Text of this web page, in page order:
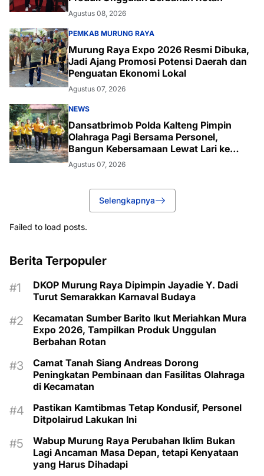
Agustus 08, 2026
PEMKAB MURUNG RAYA
Murung Raya Expo 2026 Resmi Dibuka,
Jadi Ajang Promosi Potensi Daerah dan
Penguatan Ekonomi Lokal
Agustus 07, 2026
NEWS
Dansatbrimob Polda Kalteng Pimpin
Olahraga Pagi Bersama Personel,
Bangun Kebersamaan Lewat Lari ke
Bukit Baranahu
Agustus 07, 2026
Selengkapnya
Failed to load posts.
Berita Terpopuler
DKOP Murung Raya Dipimpin Jayadie Y. Dadi
Turut Semarakkan Karnaval Budaya
Kecamatan Sumber Barito Ikut Meriahkan Mura
Expo 2026, Tampilkan Produk Unggulan
Berbahan Rotan
Camat Tanah Siang Andreas Dorong
Peningkatan Pembinaan dan Fasilitas Olahraga
di Kecamatan
Pastikan Kamtibmas Tetap Kondusif, Personel
Ditpolairud Lakukan Ini
Wabup Murung Raya Perubahan Iklim Bukan
Lagi Ancaman Masa Depan, tetapi Kenyataan
yang Harus Dihadapi